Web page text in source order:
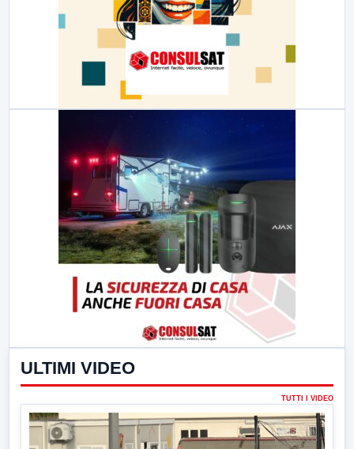
ULTIMI VIDEO
TUTTI I VIDEO